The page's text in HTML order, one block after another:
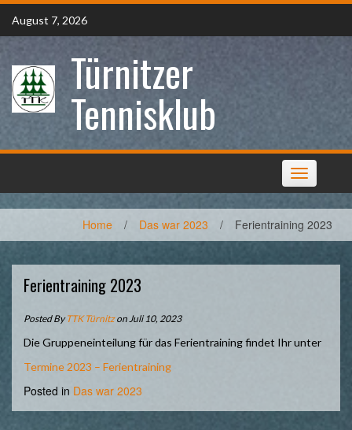
Skip
content
August 7, 2026
Türnitzer
Tennisklub
Toggle
navigation
Home / Das war 2023 / Ferientraining 2023
Ferientraining 2023
Posted ByTTK Türnitzon Juli 10, 2023
Die Gruppeneinteilung für das Ferientraining findet Ihr unter
Termine 2023 – Ferientraining
Posted in Das war 2023